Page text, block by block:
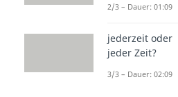
2/3 – Dauer: 01:09
jederzeit oder
jeder Zeit?
3/3 – Dauer: 02:09